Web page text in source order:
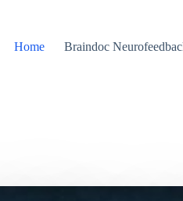
Home Braindoc